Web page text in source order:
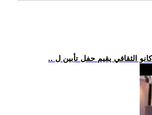
الثقافي يقيم حفل تأبين ل